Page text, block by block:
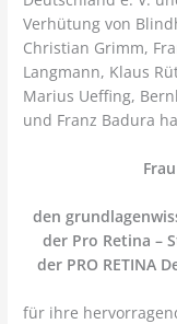
Verhütung von
Christian Grimm,
Langmann, Klaus
Marius Ueffing,
und Franz Badura
den
der Pro Retina –
der PRO RETINA
für ihre